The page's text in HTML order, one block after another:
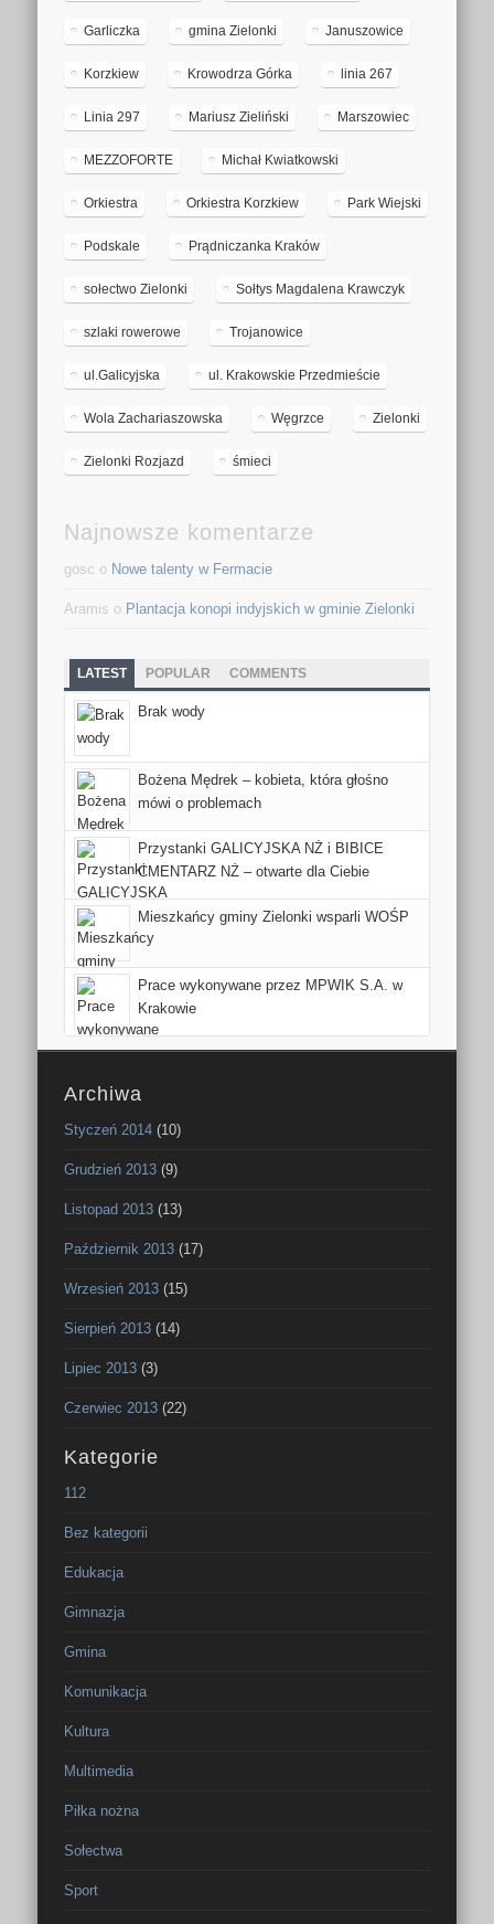
Garliczka gmina Zielonki Januszowice
Korzkiew Krowodrza Górka linia 267
Linia 297 Mariusz Zieliński Marszowiec
MEZZOFORTE Michał Kwiatkowski
Orkiestra Orkiestra Korzkiew Park Wiejski
Podskale Prądniczanka Kraków
sołectwo Zielonki Sołtys Magdalena Krawczyk
szlaki rowerowe Trojanowice
ul.Galicyjska ul. Krakowskie Przedmieście
Wola Zachariaszowska Węgrzce Zielonki
Zielonki Rozjazd śmieci
Najnowsze komentarze
gosc o Nowe talenty w Fermacie
Aramis o Plantacja konopi indyjskich w gminie Zielonki
LATEST POPULAR COMMENTS
Brak wody
Bożena Mędrek – kobieta, która głośno
mówi o problemach
Przystanki GALICYJSKA NŻ i BIBICE
CMENTARZ NŻ – otwarte dla Ciebie
Mieszkańcy gminy Zielonki wsparli WOŚP
Prace wykonywane przez MPWIK S.A. w
Krakowie
Archiwa
Styczeń 2014 (10)
Grudzień 2013 (9)
Listopad 2013 (13)
Październik 2013 (17)
Wrzesień 2013 (15)
Sierpień 2013 (14)
Lipiec 2013 (3)
Czerwiec 2013 (22)
Kategorie
112
Bez kategorii
Edukacja
Gimnazja
Gmina
Komunikacja
Kultura
Multimedia
Piłka nożna
Sołectwa
Sport